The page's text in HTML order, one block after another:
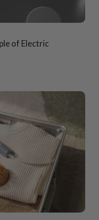
of Electric